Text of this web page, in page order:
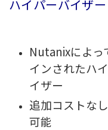
ハイパーバイザ
Nutanixによっ
インされたハ
イザー
追加コストな
可能